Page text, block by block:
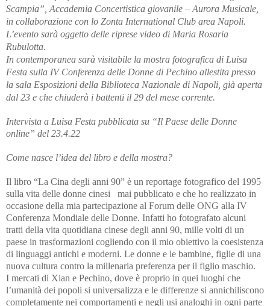
Scampia”, Accademia Concertistica giovanile – Aurora Musicale,
in collaborazione con lo Zonta International Club area Napoli.
L’evento sarà oggetto delle riprese video di Maria Rosaria
Rubulotta.
In contemporanea sarà visitabile la mostra fotografica di Luisa
Festa sulla IV Conferenza delle Donne di Pechino allestita presso
la sala Esposizioni della Biblioteca Nazionale di Napoli, già aperta
dal 23 e che chiuderà i battenti il 29 del mese corrente.
Intervista a Luisa Festa pubblicata su “Il Paese delle Donne
online” del 23.4.22
Come nasce l’idea del libro e della mostra?
Il libro “La Cina degli anni 90” è un reportage fotografico del 1995
sulla vita delle donne cinesi mai pubblicato e che ho realizzato in
occasione della mia partecipazione al Forum delle ONG alla IV
Conferenza Mondiale delle Donne. Infatti ho fotografato alcuni
tratti della vita quotidiana cinese degli anni 90, mille volti di un
paese in trasformazioni cogliendo con il mio obiettivo la coesistenza
di linguaggi antichi e moderni. Le donne e le bambine, figlie di una
nuova cultura contro la millenaria preferenza per il figlio maschio.
I mercati di Xian e Pechino, dove è proprio in quei luoghi che
l’umanità dei popoli si universalizza e le differenze si annichiliscono
completamente nei comportamenti e negli usi analoghi in ogni parte